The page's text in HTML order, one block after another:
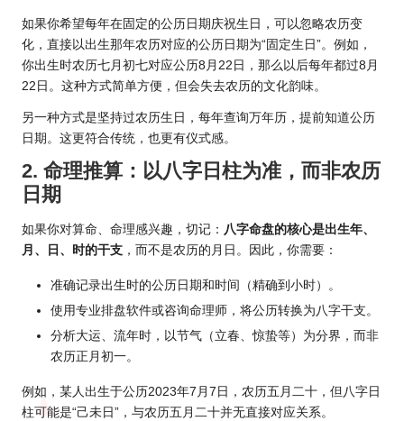
如果你希望每年在固定的公历日期庆祝生日，可以忽略农历变
化，直接以出生那年农历对应的公历日期为“固定生日”。例如，
你出生时农历七月初七对应公历8月22日，那么以后每年都过8月
22日。这种方式简单方便，但会失去农历的文化韵味。
另一种方式是坚持过农历生日，每年查询万年历，提前知道公历
日期。这更符合传统，也更有仪式感。
2. 命理推算：以八字日柱为准，而非农历
日期
如果你对算命、命理感兴趣，切记： 八字命盘的核心是出生年、
月、日、时的干支 ，而不是农历的月日。因此，你需要：
准确记录出生时的公历日期和时间（精确到小时）。
使用专业排盘软件或咨询命理师，将公历转换为八字干支。
分析大运、流年时，以节气（立春、惊蛰等）为分界，而非
农历正月初一。
例如，某人出生于公历2023年7月7日，农历五月二十，但八字日
柱可能是“己未日”，与农历五月二十并无直接对应关系。